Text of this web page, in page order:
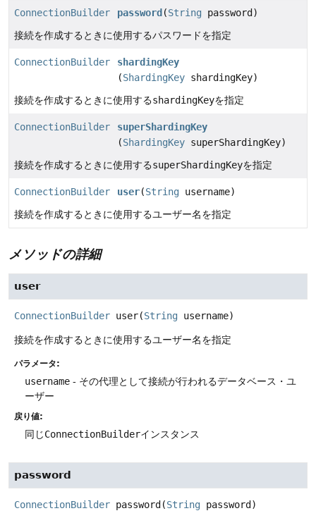
ConnectionBuilder password (String password)
接続を作成するときに使用するパスワードを指定
ConnectionBuilder
shardingKey
(ShardingKey shardingKey)
接続を作成するときに使用するshardingKeyを指定
ConnectionBuilder
superShardingKey
(ShardingKey superShardingKey)
接続を作成するときに使用するsuperShardingKeyを指定
ConnectionBuilder user(String username)
接続を作成するときに使用するユーザー名を指定
メソッドの詳細
user
ConnectionBuilder user(String username)
接続を作成するときに使用するユーザー名を指定
パラメータ:
username - その代理として接続が行われるデータベース・ユ
ーザー
戻り値:
同じConnectionBuilderインスタンス
password
ConnectionBuilder password (String password)